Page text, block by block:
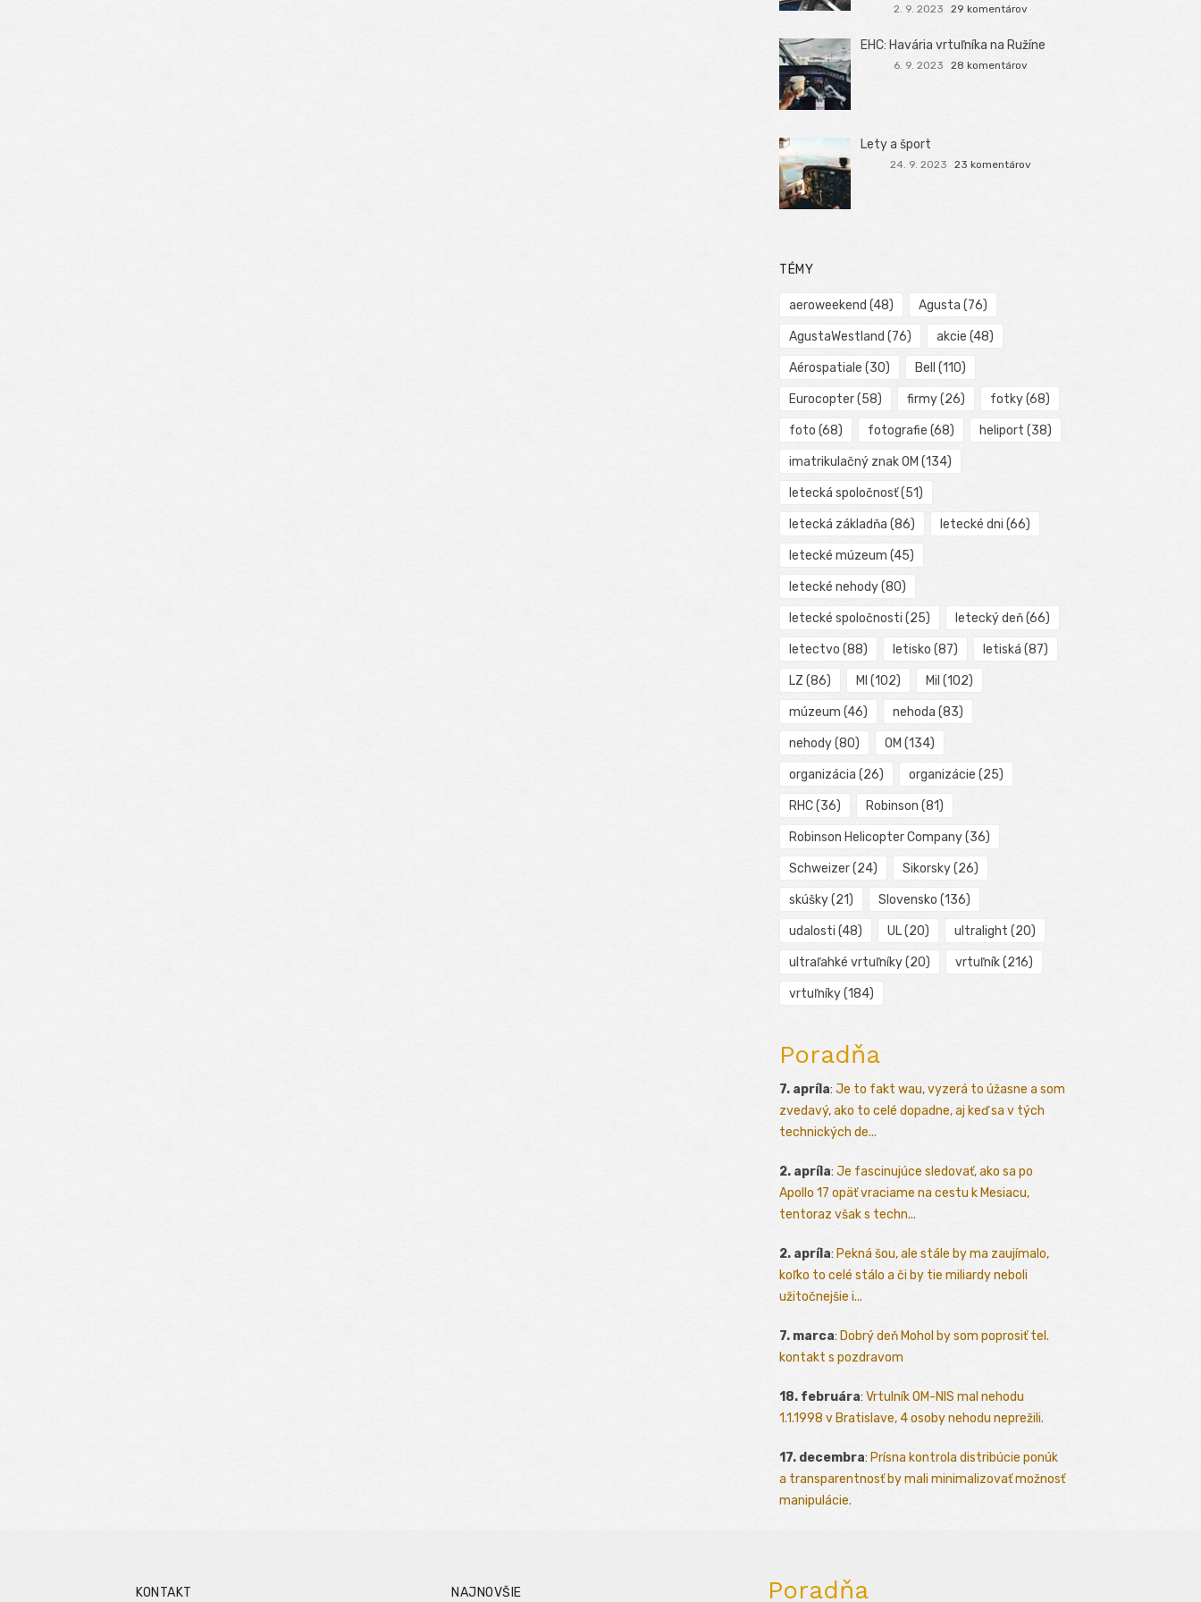
2. 9. 2023 29 komentárov
EHC: Havária vrtuľníka na Ružíne
6. 9. 2023 28 komentárov
Lety a šport
24. 9. 2023 23 komentárov
TÉMY
aeroweekend (48) Agusta (76)
AgustaWestland (76) akcie (48)
Aérospatiale (30) Bell (110)
Eurocopter(58) firmy(26) fotky(68)
foto (68) fotografie (68) heliport (38)
imatrikulačný znak OM (134)
letecká spoločnosť(51)
letecká základňa (86) letecké dni (66)
letecké múzeum (45)
letecké nehody(80)
letecké spoločnosti (25) letecký deň(66)
letectvo (88) letisko (87) letiská (87)
LZ (86) MI (102) Mil (102)
múzeum (46) nehoda (83)
nehody(80) OM (134)
organizácia (26) organizácie (25)
RHC(36) Robinson (81)
Robinson Helicopter Company(36)
Schweizer(24) Sikorsky(26)
skúšky(21) Slovensko (136)
udalosti (48) UL(20) ultralight (20)
ultraľahké vrtuľníky(20) vrtuľník(216)
vrtuľníky(184)
Poradňa
7. apríla: Je to fakt wau, vyzerá to úžasne a som
zvedavý, ako to celé dopadne, aj keď sa v tých
technických de...
2. apríla: Je fascinujúce sledovať, ako sa po
Apollo 17 opäť vraciame na cestu k Mesiacu,
tentoraz však s techn...
2. apríla: Pekná šou, ale stále by ma zaujímalo,
koľko to celé stálo a či by tie miliardy neboli
užitočnejšie i...
7. marca: Dobrý deň Mohol by som poprosiť tel.
kontakt s pozdravom
18. februára: Vrtulník OM-NIS mal nehodu
1.1.1998 v Bratislave, 4 osoby nehodu neprežili.
17. decembra: Prísna kontrola distribúcie ponúk
a transparentnosť by mali minimalizovať možnosť
manipulácie.
KONTAKT NAJNOVŠIE Poradňa